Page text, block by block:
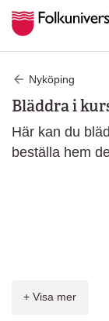
Nyköping
Bläddra i
Här kan du
beställa hem
+ Visa mer